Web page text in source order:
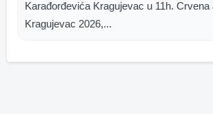
Karađorđevića Kragujevac u 11h. Crvena
Kragujevac 2026,...